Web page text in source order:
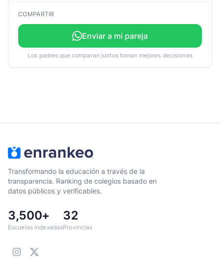
COMPARTIR
Enviar a mi pareja
Los padres que comparan juntos toman mejores decisiones
Transformando la educación a través de la
transparencia. Ranking de colegios basado en
datos públicos y verificables.
3,500+
Escuelas indexadas
32
Provincias